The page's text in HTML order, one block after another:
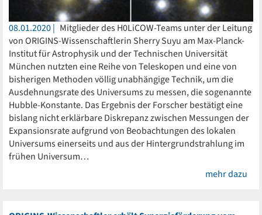
08.01.2020
Mitglieder des H0LiCOW-Teams unter der Leitung
von ORIGINS-Wissenschaftlerin Sherry Suyu am Max-Planck-
Institut für Astrophysik und der Technischen Universität
München nutzten eine Reihe von Teleskopen und eine von
bisherigen Methoden völlig unabhängige Technik, um die
Ausdehnungsrate des Universums zu messen, die sogenannte
Hubble-Konstante. Das Ergebnis der Forscher bestätigt eine
bislang nicht erklärbare Diskrepanz zwischen Messungen der
Expansionsrate aufgrund von Beobachtungen des lokalen
Universums einerseits und aus der Hintergrundstrahlung im
frühen Universum…
mehr dazu